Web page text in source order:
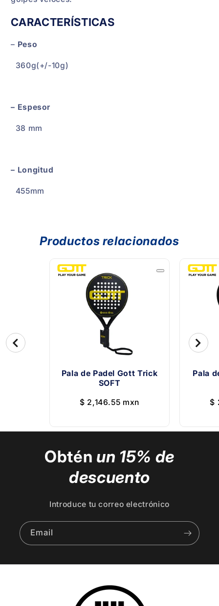
CARACTERÍSTICAS
– Peso
360g(+/-10g)
– Espesor
38 mm
– Longitud
455mm
Productos relacionados
Pala de Padel Gott Trick
SOFT
$ 2,146.55 mxn
Pala
$
Obtén un 15% de
descuento
Introduce tu correo electrónico
Email